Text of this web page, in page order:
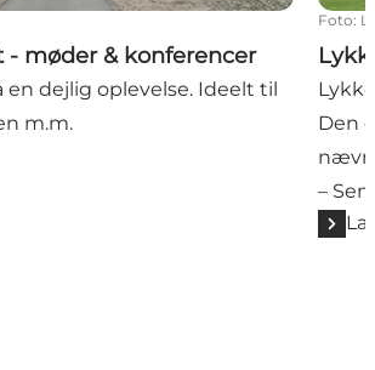
- møder & konferencer
en dejlig oplevelse. Ideelt til
m.m.
Foto:
Den
–